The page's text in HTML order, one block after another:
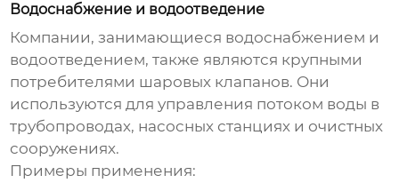
Водоснабжение и водоотведение
Компании, занимающиеся водоснабжением и
водоотведением, также являются крупными
потребителями шаровых клапанов. Они
используются для управления потоком воды в
трубопроводах, насосных станциях и очистных
сооружениях.
Примеры применения: